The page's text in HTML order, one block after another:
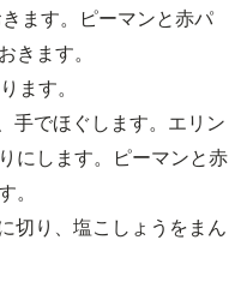
ます。ピーマンと赤パ
きます。
ます。
手でほぐします。エリン
にします。ピーマンと赤
。
切り、塩こしょうをまん